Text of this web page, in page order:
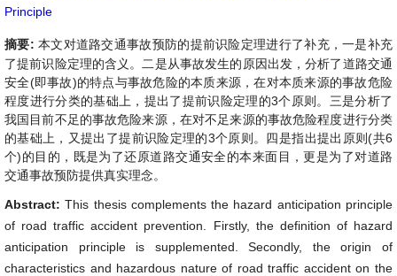
Principle
摘要: 本文对道路交通事故预防的提前识险定理进行了补充，一是补充
了提前识险定理的含义。二是从事故发生的原因出发，分析了道路交通
安全(即事故)的特点与事故危险的本质来源，在对本质来源的事故危险
程度进行分类的基础上，提出了提前识险定理的3个原则。三是分析了
我国目前不足的事故危险来源，在对不足来源的事故危险程度进行分类
的基础上，又提出了提前识险定理的3个原则。四是指出提出原则(共6
个)的目的，既是为了还原道路交通安全的本来面目，更是为了对道路
交通事故预防提供真实理念。
Abstract:This thesis complements the hazard anticipation principle
of road traffic accident prevention. Firstly, the definition of hazard
anticipation principle is supplemented. Secondly, the origin of
characteristics and hazardous nature of road traffic accident on the